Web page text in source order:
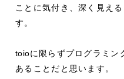
ことに気付き、深く見え
す。
toioに限らずプログラミン
あることだと思います。